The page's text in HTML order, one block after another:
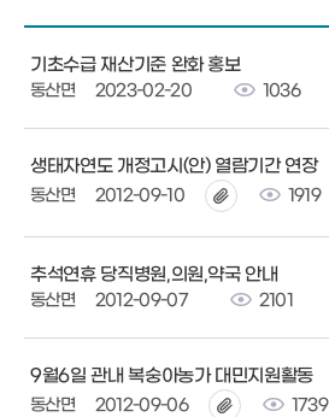
기초수급 재산기준 완화 홍보
동산면 2023-02-20 1036
생태자연도 개정고시(안) 열람기간 연장
동산면 2012-09-10 1919
추석연휴 당직병원,의원,약국 안내
동산면 2012-09-07 2101
9월6일 관내 복숭아농가 대민지원활동
동산면 2012-09-06 1739